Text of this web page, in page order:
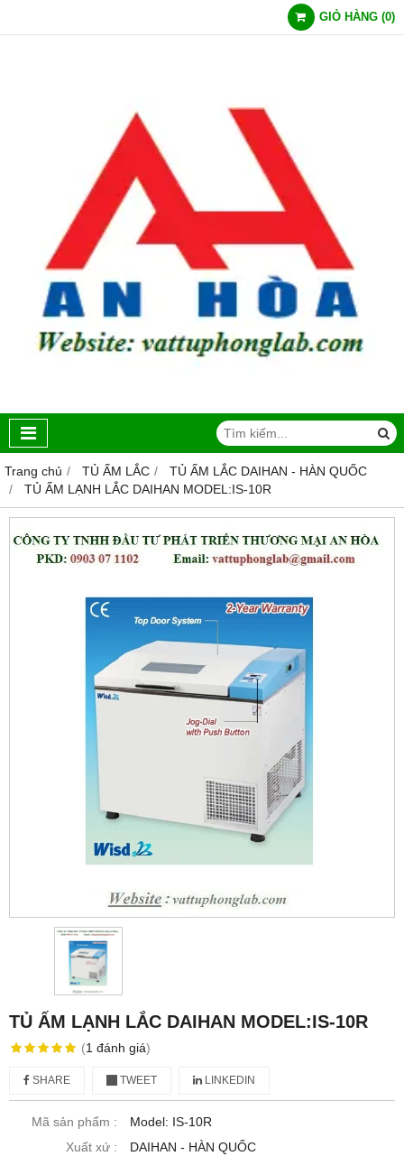
GIỎ HÀNG (0)
Trang chủ TỦ ẤM LẮC
TỦ ẤM LẮC DAIHAN - HÀN QUỐC
TỦ ẤM LẠNH LẮC DAIHAN MODEL:IS-10R
TỦ ẤM LẠNH LẮC DAIHAN MODEL:IS-10R
(1 đánh giá)
SHARE TWEET LINKEDIN
Mã sản phẩm :
Model: IS-10R
Xuất xứ :
DAIHAN - HÀN QUỐC